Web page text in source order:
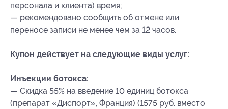
персонала и клиента) время;
— рекомендовано сообщить об отмене или
переносе записи не менее чем за 12 часов.
Купон действует на следующие виды услуг:
Инъекции ботокса:
— Скидка 55% на введение 10 единиц ботокса
(препарат «Диспорт», Франция) (1575 руб. вместо